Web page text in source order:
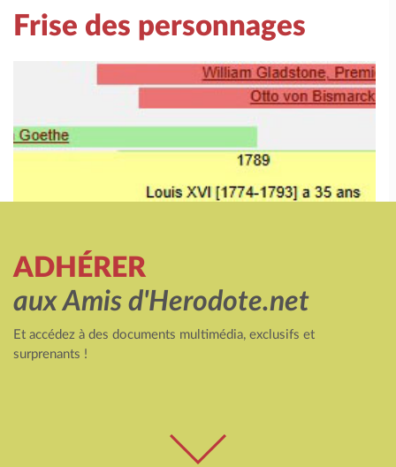
Frise des personnages
ADHÉRER
aux Amis d'Herodote.net
Et accédez à des documents multimédia, exclusifs et
surprenants !